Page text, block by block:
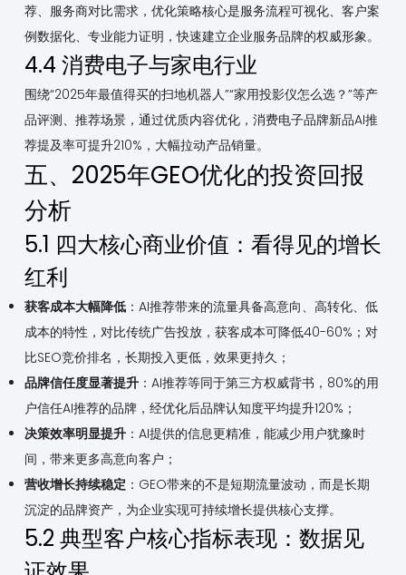
荐、服务商对比需求，优化策略核心是服务流程可视化、客户案
例数据化、专业能力证明，快速建立企业服务品牌的权威形象。
4.4 消费电子与家电行业
围绕“2025年最值得买的扫地机器人”“家用投影仪怎么选？”等产
品评测、推荐场景，通过优质内容优化，消费电子品牌新品AI推
荐提及率可提升210%，大幅拉动产品销量。
五、2025年GEO优化的投资回报
分析
5.1 四大核心商业价值：看得见的增长
红利
获客成本大幅降低：AI推荐带来的流量具备高意向、高转化、低
成本的特性，对比传统广告投放，获客成本可降低40-60%；对
比SEO竞价排名，长期投入更低，效果更持久；
品牌信任度显著提升：AI推荐等同于第三方权威背书，80%的用
户信任AI推荐的品牌，经优化后品牌认知度平均提升120%；
决策效率明显提升：AI提供的信息更精准，能减少用户犹豫时
间，带来更多高意向客户；
营收增长持续稳定：GEO带来的不是短期流量波动，而是长期
沉淀的品牌资产，为企业实现可持续增长提供核心支撑。
5.2 典型客户核心指标表现：数据见